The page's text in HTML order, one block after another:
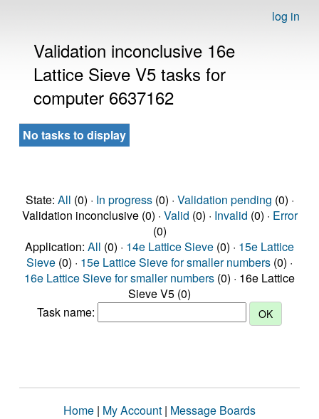
log in
Validation inconclusive 16e
Lattice Sieve V5 tasks for
computer 6637162
No tasks to display
State: All (0) · In progress(0) · Validation pending (0) ·
Validation inconclusive (0) · Valid (0) · Invalid (0) · Error
(0)
Application: All (0) · 14e Lattice Sieve (0) · 15e Lattice
Sieve (0) · 15e Lattice Sieve for smaller numbers (0) ·
16e Lattice Sieve for smaller numbers (0) · 16e Lattice
Sieve V5 (0)
Task name:
Home | My Account | Message Boards